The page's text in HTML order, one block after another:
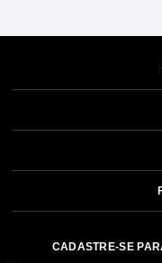
CADASTRE-SE